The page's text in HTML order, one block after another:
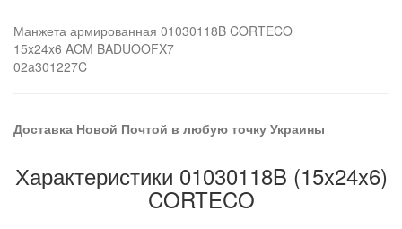
Манжета армированная 01030118B CORTECO
15x24x6 ACM BADUOOFX7
02a301227C
Доставка Новой Почтой в любую точку Украины
Характеристики 01030118B (15x24x6)
CORTECO